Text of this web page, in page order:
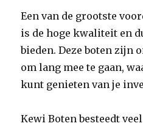
Een van de grootste
is de hoge kwaliteit en
bieden. Deze boten zijn
om lang mee te gaan,
kunt genieten van je
Kewi Boten besteedt